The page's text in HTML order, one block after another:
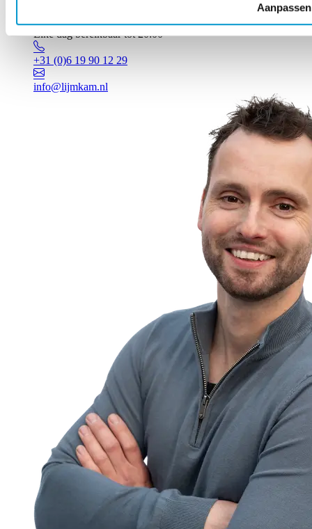
Aanpassen
Elke dag bereikbaar tot 20:00
+31 (0)6 19 90 12 29
info@lijmkam.nl